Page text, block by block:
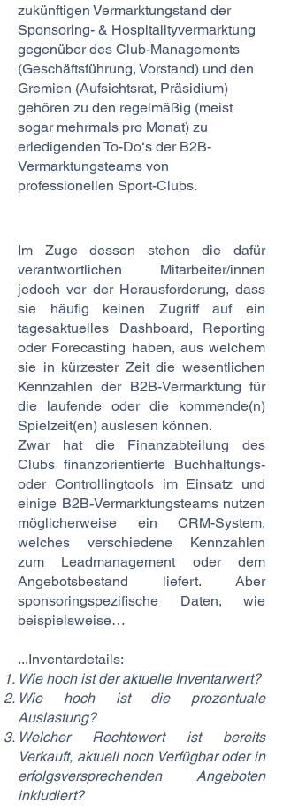
zukünftigen Vermarktungstand der
Sponsoring- & Hospitalityvermarktung
gegenüber des Club-Managements
(Geschäftsführung, Vorstand) und den
Gremien (Aufsichtsrat, Präsidium)
gehören zu den regelmäßig (meist
sogar mehrmals pro Monat) zu
erledigenden To-Do‘s der B2B-
Vermarktungsteams von
professionellen Sport-Clubs.
Im Zuge dessen stehen die dafür
verantwortlichen Mitarbeiter/innen
jedoch vor der Herausforderung, dass
sie häufig keinen Zugriff auf ein
tagesaktuelles Dashboard, Reporting
oder Forecasting haben, aus welchem
sie in kürzester Zeit die wesentlichen
Kennzahlen der B2B-Vermarktung für
die laufende oder die kommende(n)
Spielzeit(en) auslesen können.
Zwar hat die Finanzabteilung des
Clubs finanzorientierte Buchhaltungs-
oder Controllingtools im Einsatz und
einige B2B-Vermarktungsteams nutzen
möglicherweise ein CRM-System,
welches verschiedene Kennzahlen
zum Leadmanagement oder dem
Angebotsbestand liefert. Aber
sponsoringspezifische Daten, wie
beispielsweise…
...Inventardetails:
Wie hoch ist der aktuelle Inventarwert?
Wie hoch ist die prozentuale
Auslastung?
Welcher Rechtewert ist bereits
Verkauft, aktuell noch Verfügbar oder in
erfolgsversprechenden Angeboten
inkludiert?